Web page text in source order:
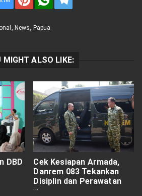
, News, Papua
MIGHT ALSO LIKE:
DBD
Cek Kesiapan Armada,
Danrem 083 Tekankan
Disiplin dan Perawatan
Kendaraan Dinas